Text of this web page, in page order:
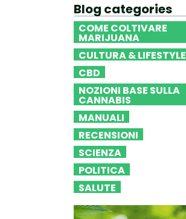
Blog categories
COME COLTIVARE
MARIJUANA
CULTURA & LIFESTYLE
CBD
NOZIONI BASE SULLA
CANNABIS
MANUALI
RECENSIONI
SCIENZA
POLITICA
SALUTE